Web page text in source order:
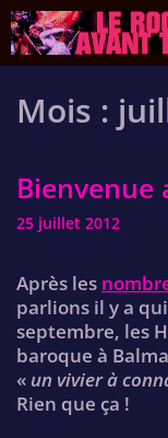
Skip
to
content
Mois :
Bienvenue
25 juillet 2012
Après les
parlions il y a
septembre, les
baroque à
« un vivier à
Rien que ça !